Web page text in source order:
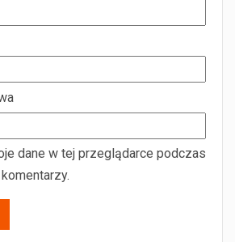
dane w tej przeglądarce podczas